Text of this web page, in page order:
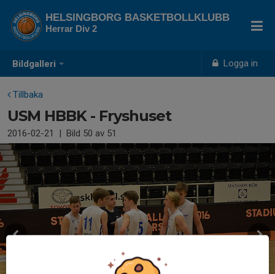
Bildgalleri Logga in
HELSINGBORG BASKETBOLLKLUBB
Herrar Div 2
Tillbaka
USM HBBK - Fryshuset
2016-02-21 | Bild 50 av 51